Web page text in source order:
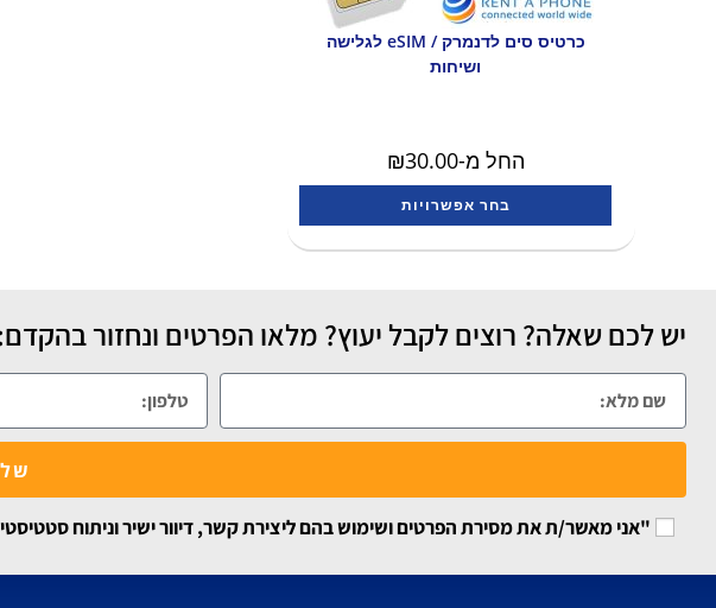
כרטיס סים לדנמרק / eSIM לגלישה
ושיחות
החל מ- ₪30.00
בחר אפשרויות
יש לכם שאלה? רוצים לקבל יעוץ? מלאו הפרטים ונחזור
"אני מאשר/ת את מסירת הפרטים ושימוש בהם ליצירת קשר, דיוור ישיר וניתוח